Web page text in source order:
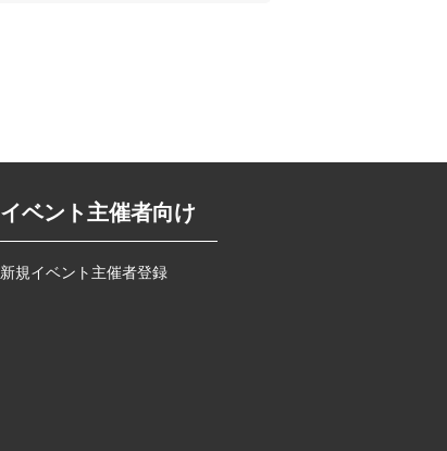
イベント主催者向け
新規イベント主催者登録